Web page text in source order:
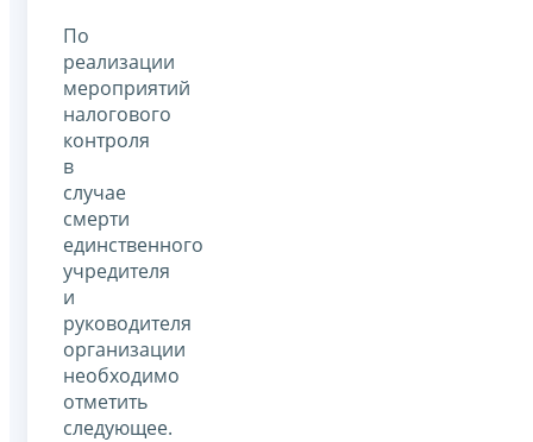
По
реализации
мероприятий
налогового
контроля
в
случае
смерти
единственного
учредителя
и
руководителя
организации
необходимо
отметить
следующее.